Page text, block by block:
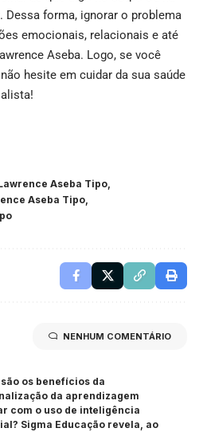
Dessa forma, ignorar o problema
emocionais, relacionais e até
Aseba. Logo, se você
hesite em cuidar da sua saúde
Aseba Tipo
Aseba Tipo
NENHUM COMENTÁRIO
os benefícios da
da aprendizagem
com o uso de inteligência
Sigma Educação revela, ao